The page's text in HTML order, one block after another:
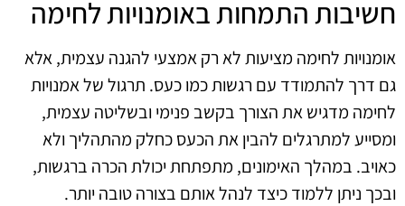
חשיבות התמחות באומנויות לחימה
אומנויות לחימה מציעות לא רק אמצעי להגנה עצמית, אלא
גם דרך להתמודד עם רגשות כמו כעס. תרגול של אמנויות
לחימה מדגיש את הצורך בקשב פנימי ובשליטה עצמית,
ומסייע למתרגלים להבין את הכעס כחלק מהתהליך ולא
כאויב. במהלך האימונים, מתפתחת יכולת הכרה ברגשות,
ובכך ניתן ללמוד כיצד לנהל אותם בצורה טובה יותר.